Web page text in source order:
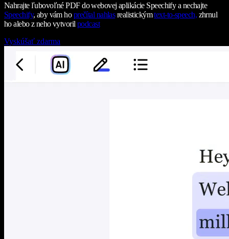
Nahrajte ľubovoľné PDF do webovej aplikácie Speechify a nechajte
Speechify, aby vám hoprečítal nahlasrealistickýmtext-to-speech, zhrnul
ho alebo z neho vytvorilpodcast
Vyskúšať zdarma